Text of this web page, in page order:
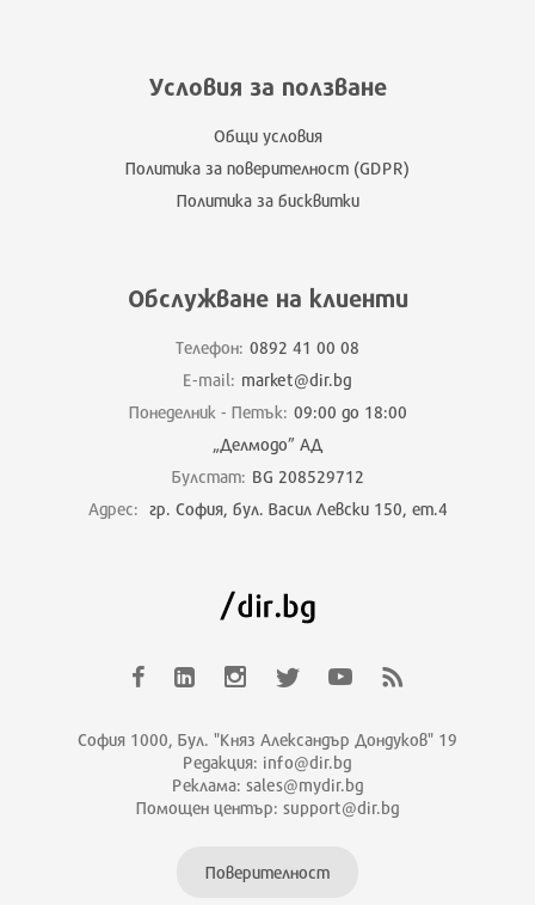
Условия за ползване
Общи условия
Политика за поверителност (GDPR)
Политика за бисквитки
Обслужване на клиенти
Телефон: 0892 41 00 08
E-mail: market@dir.bg
Понеделник - Петък: 09:00 до 18:00
„Делмодо” АД
Булстат: BG 208529712
Адрес: гр. София, бул. Васил Левски 150, ет.4
София 1000, Бул. "Княз Александър Дондуков" 19
Редакция: info@dir.bg
Реклама: sales@mydir.bg
Помощен център: support@dir.bg
Поверителност